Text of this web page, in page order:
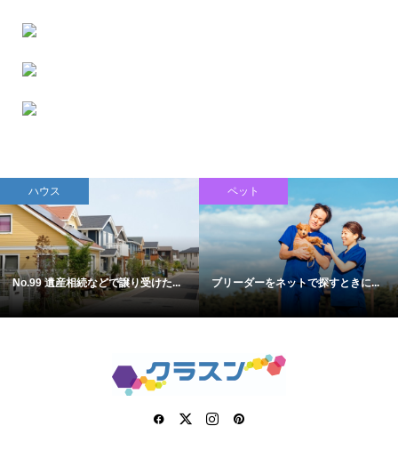
ハウス
No.99 遺産相続などで譲り受けた...
ペット
ブリーダーをネットで探すときに...